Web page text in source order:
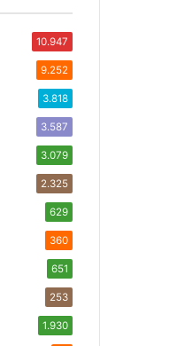
10.947
9.252
3.818
3.587
3.079
2.325
629
360
651
253
1.930